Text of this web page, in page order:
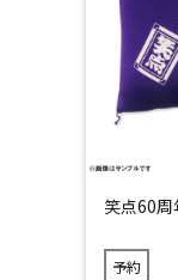
笑点60
予約